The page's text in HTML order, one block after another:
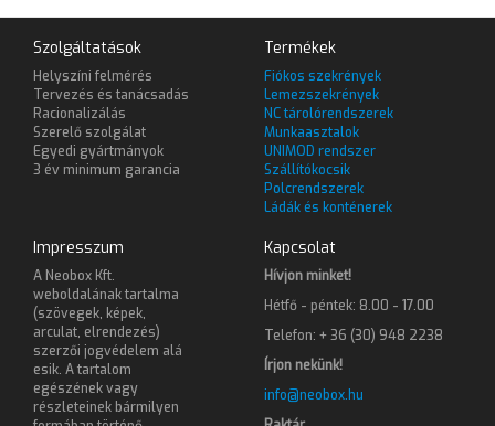
Szolgáltatások
Helyszíni felmérés
Tervezés és tanácsadás
Racionalizálás
Szerelő szolgálat
Egyedi gyártmányok
3 év minimum garancia
Termékek
Fiókos szekrények
Lemezszekrények
NC tárolórendszerek
Munkaasztalok
UNIMOD rendszer
Szállítókocsik
Polcrendszerek
Ládák és konténerek
Impresszum
A Neobox Kft.
weboldalának tartalma
(szövegek, képek,
arculat, elrendezés)
szerzői jogvédelem alá
esik. A tartalom
egészének vagy
részleteinek bármilyen
Kapcsolat
Hívjon minket!
Hétfő - péntek: 8.00 - 17.00
Telefon: + 36 (30) 948 2238
Írjon nekünk!
info@neobox.hu